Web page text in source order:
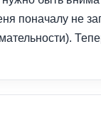
поначалу не